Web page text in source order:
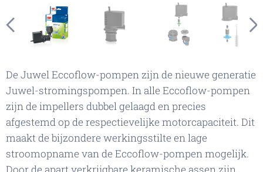
De Juwel Eccoflow-pompen zijn de nieuwe generatie
Juwel-stromingspompen. In alle Eccoflow-pompen
zijn de impellers dubbel gelaagd en precies
afgestemd op de respectievelijke motorcapaciteit. Dit
maakt de bijzondere werkingsstilte en lage
stroomopname van de Eccoflow-pompen mogelijk.